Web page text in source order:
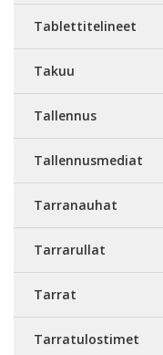
Tablettitelineet
Takuu
Tallennus
Tallennusmediat
Tarranauhat
Tarrarullat
Tarrat
Tarratulostimet